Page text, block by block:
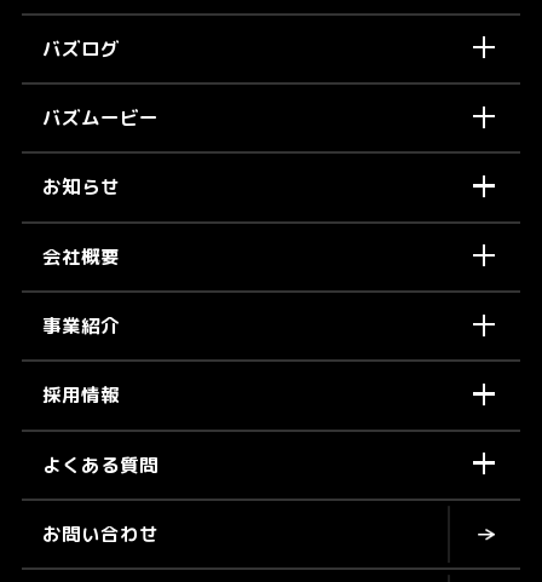
バズログ
バズムービー
お知らせ
会社概要
事業紹介
採用情報
よくある質問
お問い合わせ